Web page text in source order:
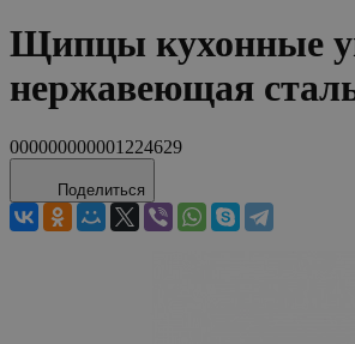
Щипцы кухонные
нержавеющая
000000000001224629
Поделиться